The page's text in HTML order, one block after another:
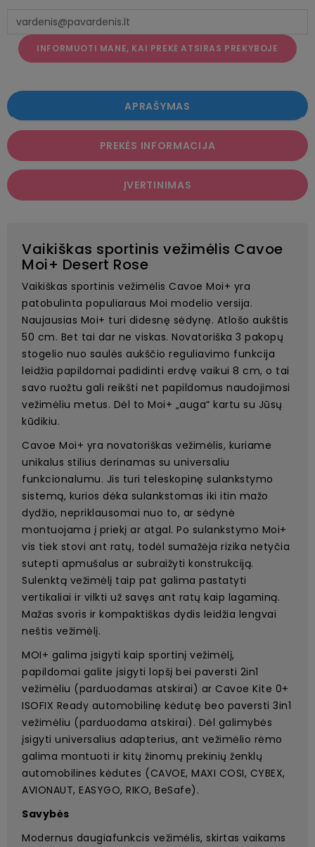
INFORMUOTI MANE, KAI PREKĖ ATSIRAS PREKYBOJE
APRAŠYMAS
PREKĖS INFORMACIJA
ĮVERTINIMAS
Vaikiškas sportinis vežimėlis Cavoe
Moi+ Desert Rose
Vaikiškas sportinis vežimėlis Cavoe Moi+ yra
patobulinta populiaraus Moi modelio versija.
Naujausias Moi+ turi didesnę sėdynę. Atlošo aukštis
50 cm. Bet tai dar ne viskas. Novatoriška 3 pakopų
stogelio nuo saulės aukščio reguliavimo funkcija
leidžia papildomai padidinti erdvę vaikui 8 cm, o tai
savo ruožtu gali reikšti net papildomus naudojimosi
vežimėliu metus. Dėl to Moi+ „auga“ kartu su Jūsų
kūdikiu.
Cavoe Moi+ yra novatoriškas vežimėlis, kuriame
unikalus stilius derinamas su universaliu
funkcionalumu. Jis turi teleskopinę sulankstymo
sistemą, kurios dėka sulankstomas iki itin mažo
dydžio, nepriklausomai nuo to, ar sėdynė
montuojama į priekį ar atgal. Po sulankstymo Moi+
vis tiek stovi ant ratų, todėl sumažėja rizika netyčia
sutepti apmušalus ar subraižyti konstrukciją.
Sulenktą vežimėlį taip pat galima pastatyti
vertikaliai ir vilkti už savęs ant ratų kaip lagaminą.
Mažas svoris ir kompaktiškas dydis leidžia lengvai
neštis vežimėlį.
MOI+ galima įsigyti kaip sportinį vežimėlį,
papildomai galite įsigyti lopšį bei paversti 2in1
vežimėliu (parduodamas atskirai) ar Cavoe Kite 0+
ISOFIX Ready automobilinę kėdutę beo paversti 3in1
vežimėliu (parduodama atskirai). Dėl galimybės
įsigyti universalius adapterius, ant vežimėlio rėmo
galima montuoti ir kitų žinomų prekinių ženklų
automobilines kėdutes (CAVOE, MAXI COSI, CYBEX,
AVIONAUT, EASYGO, RIKO, BeSafe).
Savybės
Modernus daugiafunkcis vežimėlis, skirtas vaikams